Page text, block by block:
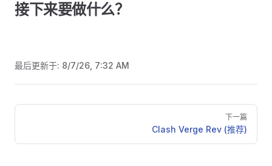
接下来要做什么？
最后更新于: 8/7/26, 7:32 AM
Pager
下一篇
Clash Verge Rev (推荐)